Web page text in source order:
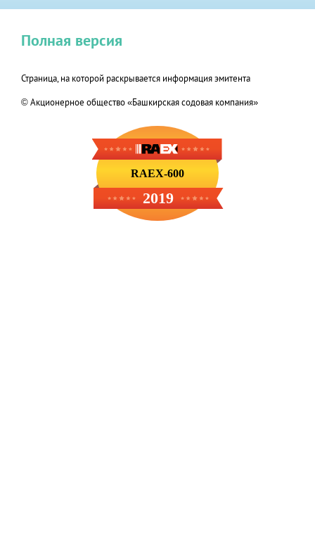
Страница, на которой раскрывается информация эмитента
© Акционерное общество «Башкирская содовая компания»
Полная версия
RAEX-600
2019